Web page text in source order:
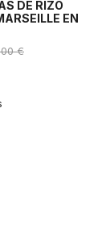
DE RIZO
EN
€